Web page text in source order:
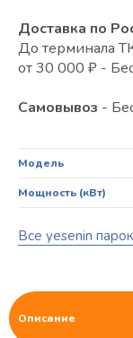
Модель
Мощность (кВт)
Все yesenin
Доставка по
До терминала
от 30 000 ₽ -
Самовывоз -
Описание